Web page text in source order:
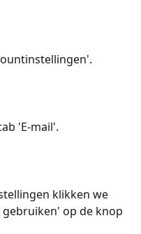
'E-mail'.
klikken we
op de knop